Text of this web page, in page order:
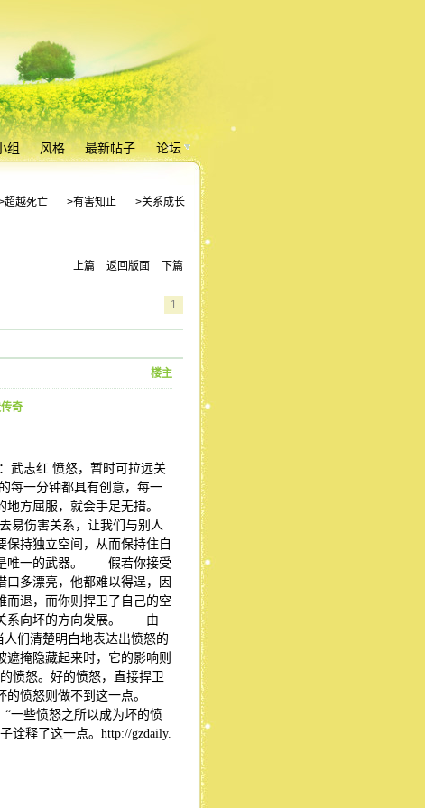
论坛
最新帖子
风格
组
>关系成长
>有害知止
超越死亡
上篇 返回版面 下篇
1
楼主
奇
武志红 愤怒，暂时可拉远关
一分钟都具有创意，每一
方屈服，就会手足无措。
伤害关系，让我们与别人
持独立空间，从而保持住自
是唯一的武器。 假若你接受
口多漂亮，他都难以得逞，因
退，而你则捍卫了自己的空
关系向坏的方向发展。 由
们清楚明白地表达出愤怒的
掩隐藏起来时，它的影响则
愤怒。好的愤怒，直接捍卫
坏的愤怒则做不到这一点。
一些愤怒之所以成为坏的愤
释了这一点。http://gzdaily.